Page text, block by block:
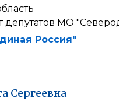
депутатов МО
Россия"
Сергеевна